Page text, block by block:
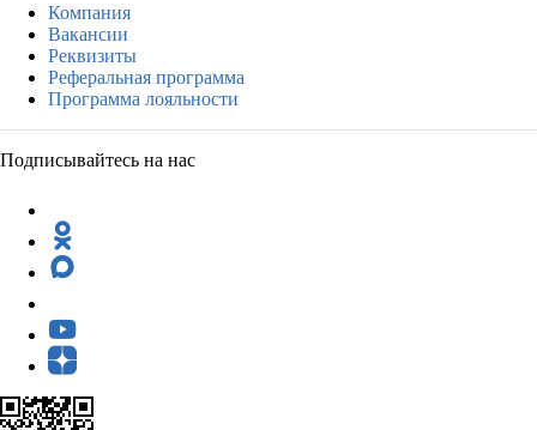
Компания
Вакансии
Реквизиты
Реферальная программа
Программа лояльности
Подписывайтесь на нас